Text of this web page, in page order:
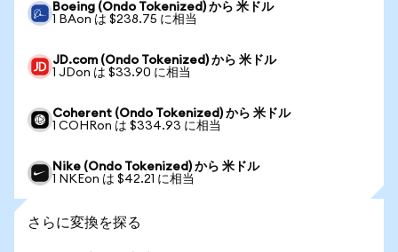
Boeing (Ondo Tokenized) から 米ドル
1 BAon は $238.75 に相当
JD.com (Ondo Tokenized) から 米ドル
1 JDon は $33.90 に相当
Coherent (Ondo Tokenized) から 米ドル
1 COHRon は $334.93 に相当
Nike (Ondo Tokenized) から 米ドル
1 NKEon は $42.21 に相当
さらに変換を探る